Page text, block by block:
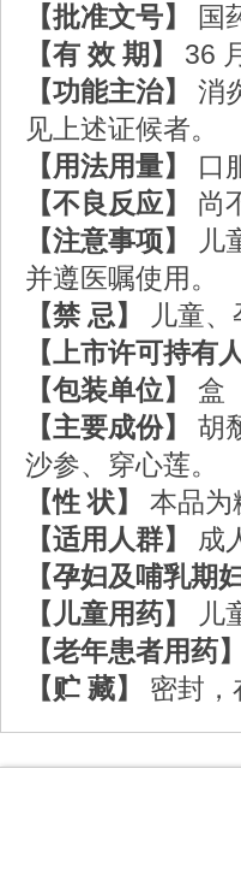
【批准文号】
国
【有 效 期】
36
【功能主治】
消
见上述证候者。
【用法用量】
口
【不良反应】
尚
【注意事项】
儿
并遵医嘱使用。
【禁 忌】
儿童、
【上市许可持有人
【包装单位】
盒
【主要成份】
胡
沙参、穿心莲。
【性 状】
本品为
【适用人群】
成
【孕妇及哺乳期
【儿童用药】
儿
【老年患者用药】
【贮 藏】
密封，